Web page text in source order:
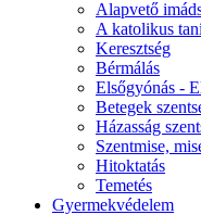
Alapvető
A katolikus
Keresztség
Bérmálás
Elsőgyónás -
Betegek
Házasság
Szentmise,
Hitoktatás
Temetés
Gyermekvédelem